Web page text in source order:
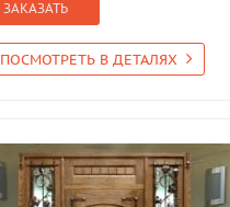
ЗАКАЗАТЬ
ПОСМОТРЕТЬ В ДЕТАЛЯХ